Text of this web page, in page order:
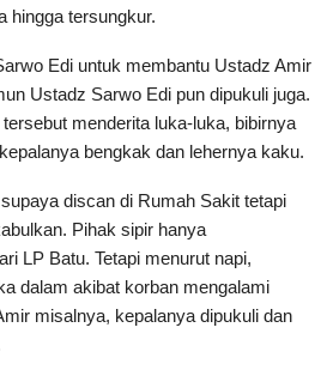
hingga tersungkur.
Edi untuk membantu Ustadz Amir
Ustadz Sarwo Edi pun dipukuli juga.
menderita luka-luka, bibirnya
bengkak dan lehernya kaku.
discan di Rumah Sakit tetapi
Pihak sipir hanya
LP Batu. Tetapi menurut napi,
dalam akibat korban mengalami
misalnya, kepalanya dipukuli dan